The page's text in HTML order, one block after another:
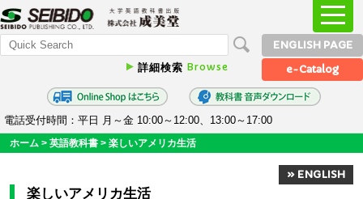
詳細検索 Browse
ENGLISH PAGE
e-Catalog
電話受付時間：平日 月～金 10:00～12:00、13:00～17:00
ホーム > 英語教科書 > 楽しいアメリカ生活
» ENGLISH
楽しいアメリカ生活